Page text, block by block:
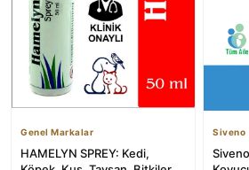
Genel Markalar
HAMELYN SPREY: Kedi,
Siveno